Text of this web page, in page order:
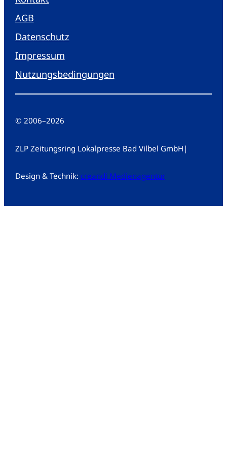
AGB
Datenschutz
Impressum
Nutzungsbedingungen
© 2006–2026
ZLP Zeitungsring Lokalpresse Bad Vilbel GmbH |
Design & Technik: creandi Medienagentur